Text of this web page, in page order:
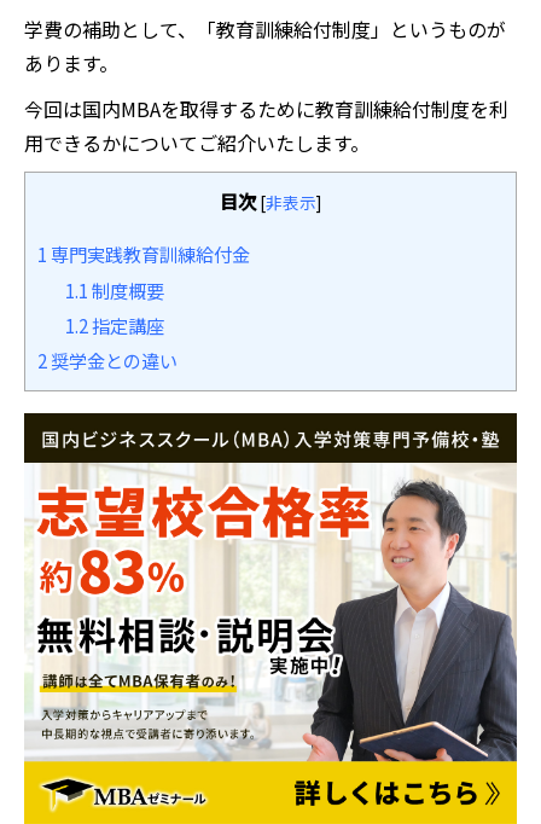
学費の補助として、「教育訓練給付制度」というものが
あります。
今回は国内MBAを取得するために教育訓練給付制度を利
用できるかについてご紹介いたします。
目次 [非表示]
1専門実践教育訓練給付金
1.1制度概要
1.2指定講座
2奨学金との違い